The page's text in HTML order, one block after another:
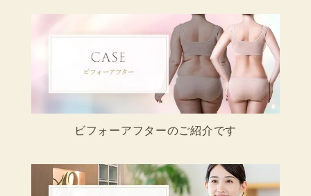
ビフォーアフターのご紹介です